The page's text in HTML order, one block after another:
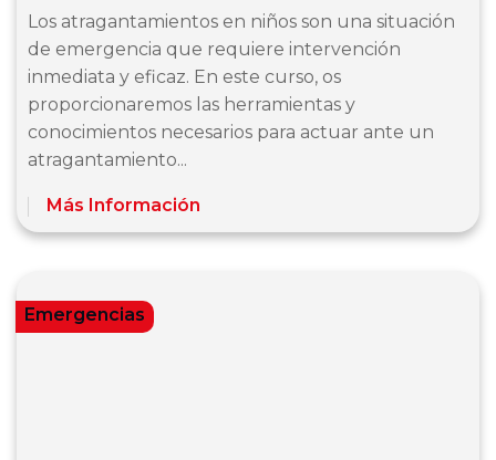
Los atragantamientos en niños son una situación
de emergencia que requiere intervención
inmediata y eficaz. En este curso, os
proporcionaremos las herramientas y
conocimientos necesarios para actuar ante un
atragantamiento...
Más Información
Emergencias